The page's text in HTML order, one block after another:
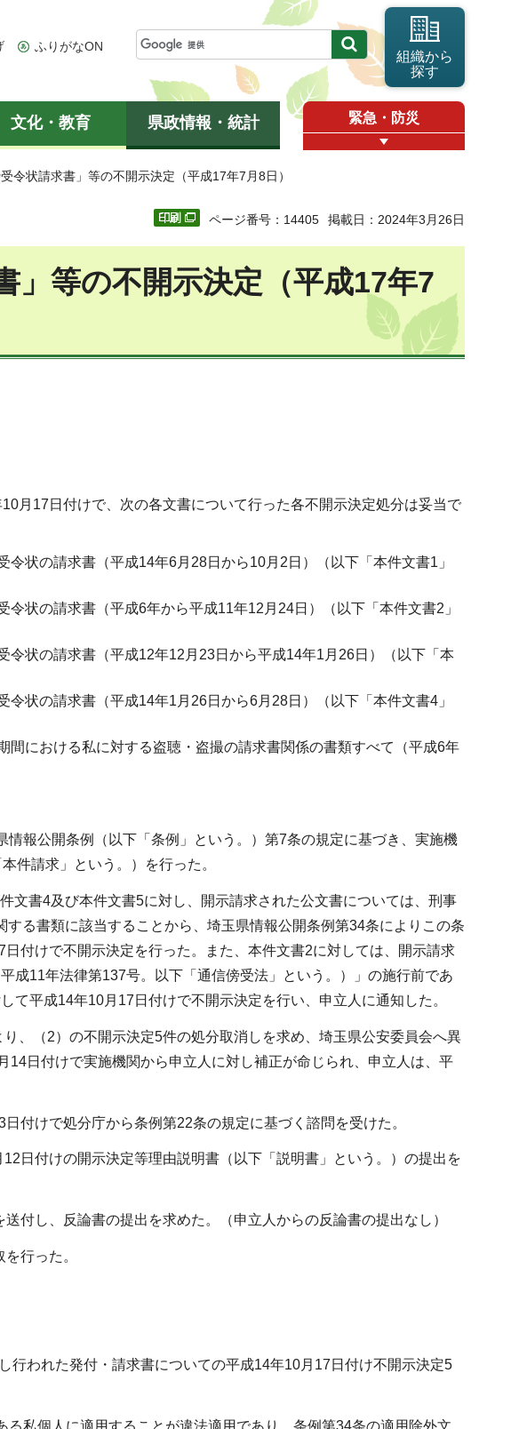
ふりがなON
組織から
探す
文化・教育 県政情報・統計 緊急・防災
令状請求書」等の不開示決定（平成17年7月8日）
ページ番号：14405 掲載日：2024年3月26日
」等の不開示決定（平成17年7
月17日付けで、次の各文書について行った各不開示決定処分は妥当で
状の請求書（平成14年6月28日から10月2日）（以下「本件文書1」
状の請求書（平成6年から平成11年12月24日）（以下「本件文書2」
状の請求書（平成12年12月23日から平成14年1月26日）（以下「本
状の請求書（平成14年1月26日から6月28日）（以下「本件文書4」
における私に対する盗聴・盗撮の請求書関係の書類すべて（平成6年
報公開条例（以下「条例」という。）第7条の規定に基づき、実施機
件請求」という。）を行った。
文書4及び本件文書5に対し、開示請求された公文書については、刑事
る書類に該当することから、埼玉県情報公開条例第34条によりこの条
付けで不開示決定を行った。また、本件文書2に対しては、開示請求
成11年法律第137号。以下「通信傍受法」という。）」の施行前であ
て平成14年10月17日付けで不開示決定を行い、申立人に通知した。
、（2）の不開示決定5件の処分取消しを求め、埼玉県公安委員会へ異
日付けで実施機関から申立人に対し補正が命じられ、申立人は、平
付けで処分庁から条例第22条の規定に基づく諮問を受けた。
日付けの開示決定等理由説明書（以下「説明書」という。）の提出を
付し、反論書の提出を求めた。（申立人からの反論書の提出なし）
行った。
行われた発付・請求書についての平成14年10月17日付け不開示決定5